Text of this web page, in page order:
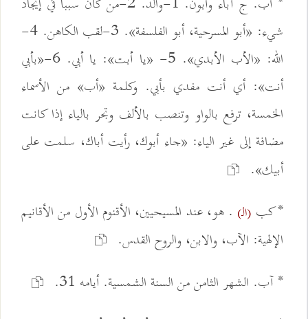
شيء: «أبو المسرحية، أبو الفلسفة». 3-لقب الكاهن. 4-
الله: «الأب الأبدي». 5- «يا أبت»: يا أبي. 6-«بأبي
أنت»: أي أنت مفدي بأبي. وكلمة «أب» من الأسماء
الخمسة، ترفع بالواو وتنصب بالألف وتجر بالياء إذا كانت
مضافة إلى غير الياء: «جاء أبوك، رأيت أباك، سلمت على
أبيك».
* کب (الـ) . هو، عند المسيحيين، الأقنوم الأول من الأقانيم
الإلهية: الآب، والابن، والروح القدس.
* آب. الشهر الثامن من السنة الشمسية. أيامه 31.